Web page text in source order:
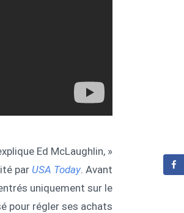
Ed McLaughlin,
par USA Today. Avant
uniquement sur le
régler ses achats. »